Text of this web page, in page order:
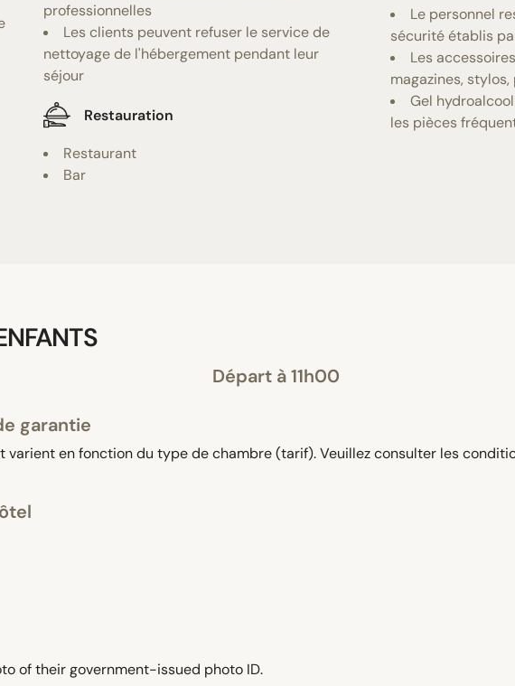
professionnelles
Les clients peuvent refuser le service de
nettoyage de l'hébergement pendant leur
séjour
Restauration
Restaurant
Bar
Le personnel
sécurité établis
Les
magazines,
Gel
les pièces
Départ à 11h00
garantie
en fonction du type de chambre (tarif). Veuillez consulter les
of their government-issued photo ID.